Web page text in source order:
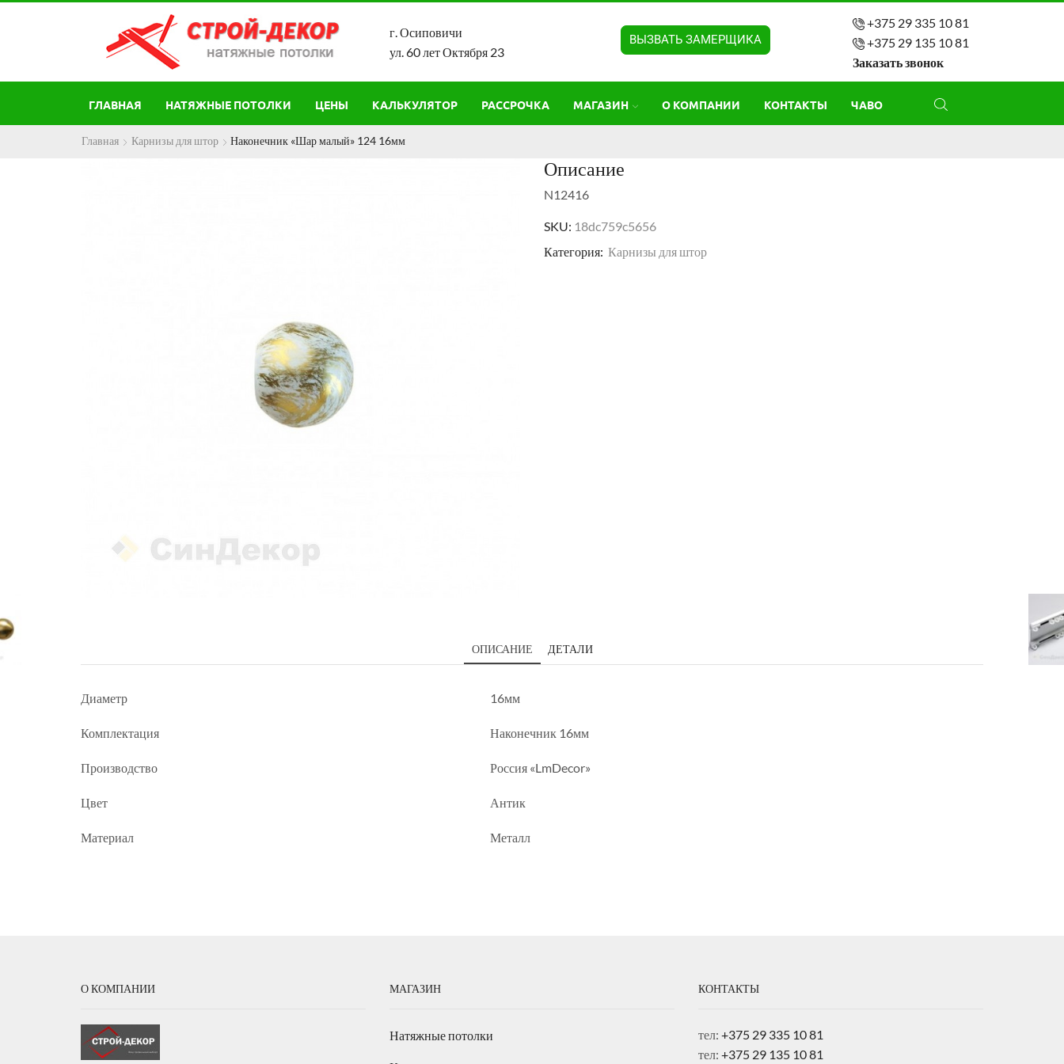
г. Осиповичи
ул. 60 лет Октября 23
ВЫЗВАТЬ ЗАМЕРЩИКА
+375 29 335 10 81
+375 29 135 10 81
Заказать звонок
ГЛАВНАЯ НАТЯЖНЫЕ ПОТОЛКИ ЦЕНЫ КАЛЬКУЛЯТОР РАССРОЧКА МАГАЗИН О КОМПАНИИ КОНТАКТЫ ЧАВО
Главная Карнизы для штор Наконечник «Шар малый» 124 16мм
Описание
N12416
SKU: 18dc759c5656
Категория: Карнизы для штор
ОПИСАНИЕ ДЕТАЛИ
Диаметр 16мм
Комплектация Наконечник 16мм
Производство Россия «LmDecor»
Цвет Антик
Материал Металл
О КОМПАНИИ МАГАЗИН
Натяжные потолки
КОНТАКТЫ
тел: +375 29 335 10 81
тел: +375 29 135 10 81